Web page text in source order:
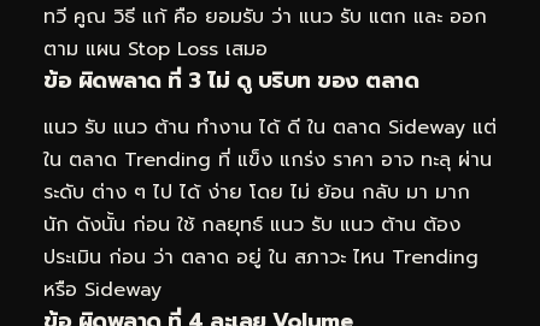
ทวี คูณ วิธี แก้ คือ ยอมรับ ว่า แนว รับ แตก และ ออก
ตาม แผน Stop Loss เสมอ
ข้อ ผิดพลาด ที่ 3 ไม่ ดู บริบท ของ ตลาด
แนว รับ แนว ต้าน ทำงาน ได้ ดี ใน ตลาด Sideway แต่
ใน ตลาด Trending ที่ แข็ง แกร่ง ราคา อาจ ทะลุ ผ่าน
ระดับ ต่าง ๆ ไป ได้ ง่าย โดย ไม่ ย้อน กลับ มา มาก
นัก ดังนั้น ก่อน ใช้ กลยุทธ์ แนว รับ แนว ต้าน ต้อง
ประเมิน ก่อน ว่า ตลาด อยู่ ใน สภาวะ ไหน Trending
หรือ Sideway